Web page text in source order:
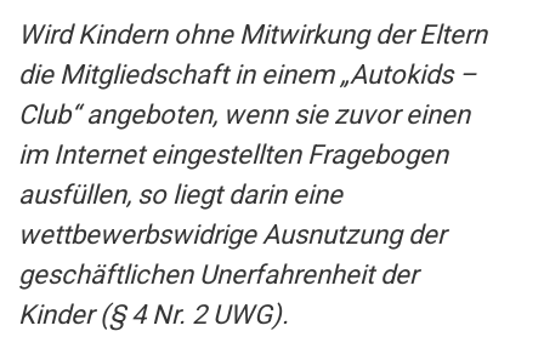
Wird Kindern ohne Mitwirkung der Eltern
die Mitgliedschaft in einem „Autokids –
Club“ angeboten, wenn sie zuvor einen
im Internet eingestellten Fragebogen
ausfüllen, so liegt darin eine
wettbewerbswidrige Ausnutzung der
geschäftlichen Unerfahrenheit der
Kinder (§ 4 Nr. 2 UWG).